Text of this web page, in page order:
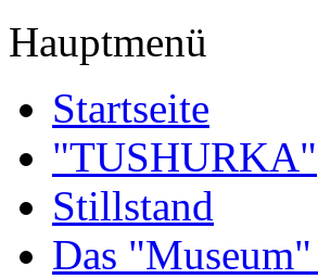
Hauptmenü
Startseite
"TUSHURKA"
Stillstand
Das